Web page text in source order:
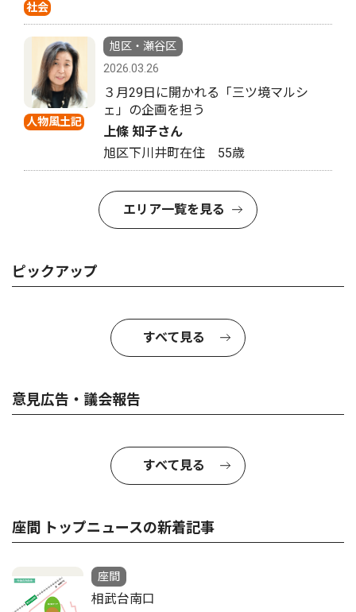
社会
人物風土記
旭区・瀬谷区
2026.03.26
３月29日に開かれる「三ツ境マルシ
ェ」の企画を担う
上條 知子さん
旭区下川井町在住 55歳
エリア一覧を見る
ピックアップ
すべて見る
意見広告・議会報告
すべて見る
座間 トップニュースの新着記事
座間
相武台南口